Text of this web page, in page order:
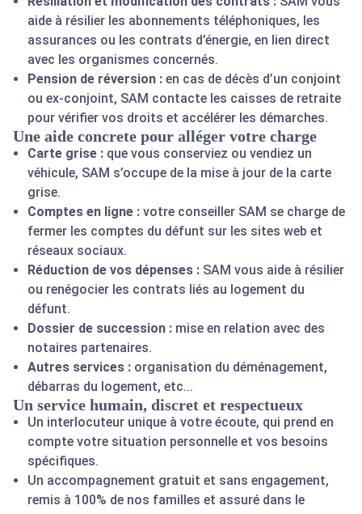
aide à résilier les abonnements téléphoniques, les
assurances ou les contrats d’énergie, en lien direct
avec les organismes concernés.
Pension de réversion : en cas de décès d’un conjoint
ou ex-conjoint, SAM contacte les caisses de retraite
pour vérifier vos droits et accélérer les démarches.
Une aide concrete pour alléger votre charge
Carte grise : que vous conserviez ou vendiez un
véhicule, SAM s’occupe de la mise à jour de la carte
grise.
Comptes en ligne : votre conseiller SAM se charge de
fermer les comptes du défunt sur les sites web et
réseaux sociaux.
Réduction de vos dépenses : SAM vous aide à résilier
ou renégocier les contrats liés au logement du
défunt.
Dossier de succession : mise en relation avec des
notaires partenaires.
Autres services : organisation du déménagement,
débarras du logement, etc...
Un service humain, discret et respectueux
Un interlocuteur unique à votre écoute, qui prend en
compte votre situation personnelle et vos besoins
spécifiques.
Un accompagnement gratuit et sans engagement,
remis à 100% de nos familles et assuré dans le